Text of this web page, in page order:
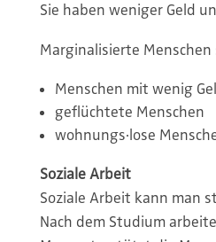
Sie haben weniger Geld
Marginalisierte Menschen
Menschen mit wenig
geflüchtete Menschen
wohnungs·lose
Soziale Arbeit
Soziale Arbeit kann man
Nach dem Studium